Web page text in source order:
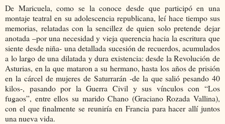
De Maricuela, como se la conoce desde que participó en una
montaje teatral en su adolescencia republicana,leí hace tiemposus
memorias, relatadas con la sencillez de quien solo pretende dejar
anotada –por una necesidad y vieja querencia hacia la escritura que
siente desde niña- una detallada sucesión de recuerdos, acumulados
a lo largo de una dilatada y dura existencia: desde la Revolución de
Asturias, en la que mataron a su hermano, hasta los años de prisión
en la cárcel de mujeres de Saturrarán -de la que salió pesando 40
kilos-, pasando por la Guerra Civil y sus vínculos con “Los
fugaos”, entre ellos su marido Chano (Graciano Rozada Vallina),
con el que finalmente se reuniría en Francia para hacer allí juntos
una nueva vida.